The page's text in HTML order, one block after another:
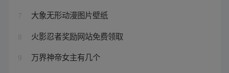
7 大象无形动漫图片壁纸
8 火影忍者奖励网站免费领取
9 万界神帝女主有几个